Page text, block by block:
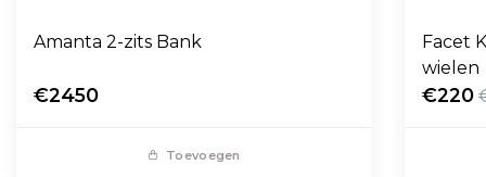
Amanta 2-zits Bank
€2450
Toevoegen
Facet
wielen
€220